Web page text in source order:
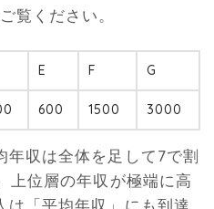
覧ください。
E F G
600 1500 3000
年収は全体を足して7で割
上位層の年収が極端に高